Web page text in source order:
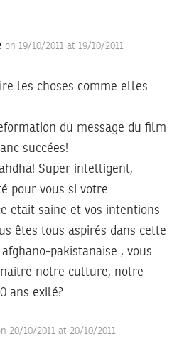
on 19/10/2011 at 19/10/2011
les choses comme elles
du message du film
succées!
Super intelligent,
pour vous si votre
etait saine et vos intentions
êtes tous aspirés dans cette
pakistanaise , vous
notre culture, notre
ans exilé?
20/10/2011 at 20/10/2011